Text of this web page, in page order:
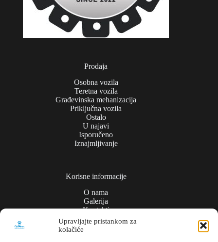
Upravljajte pristankom za
kolačiće
Prodaja
Osobna vozila
Teretna vozila
Građevinska mehanizacija
Priključna vozila
Ostalo
U najavi
Isporučeno
Iznajmljivanje
Korisne informacije
O nama
Galerija
Kontakti
Politika privatnosti